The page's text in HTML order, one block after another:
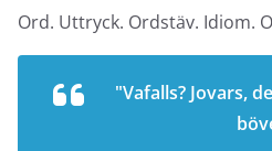
Ord. Uttryck. Ordstäv. Idiom.
"Vafalls? Jovars,